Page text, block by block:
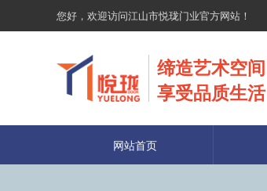
您好，欢迎访问江山市悦珑门业官方网站！
缔造艺术空间
享受品质生活
网站首页